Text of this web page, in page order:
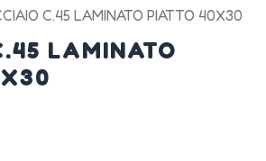
C.45 LAMINATO PIATTO 40X30
LAMINATO